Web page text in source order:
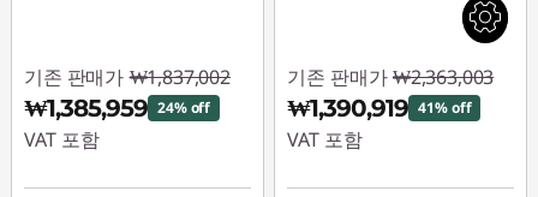
기존 판매가 ₩1,837,002
₩1,385,959 24% off
VAT 포함
즉시 할인: :-
기존 판매가 ₩2,363,003
₩1,390,919 41% off
VAT 포함
즉시 할인: :-